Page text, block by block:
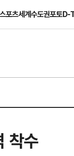
스포츠세계수도권포토D-
착수